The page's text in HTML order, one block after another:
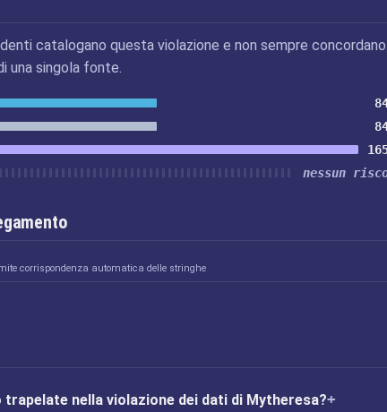
catalogano questa violazione e non sempre concordano.
una singola fonte.
nessun
corrispondenza automatica delle stringhe
nella violazione dei dati di Mytheresa?